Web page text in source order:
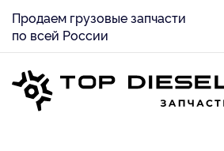
Продаем грузовые запчасти
по всей России